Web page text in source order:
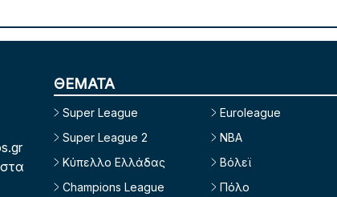
ΘΕΜΑΤΑ
Super League
Super League 2
Κύπελλο Ελλάδας
Champions League
Euroleague
NBA
Βόλεϊ
Πόλο